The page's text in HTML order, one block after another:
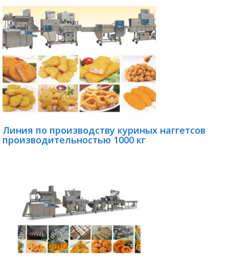
Линия по производству куриных наггетсов
производительностью 1000 кг